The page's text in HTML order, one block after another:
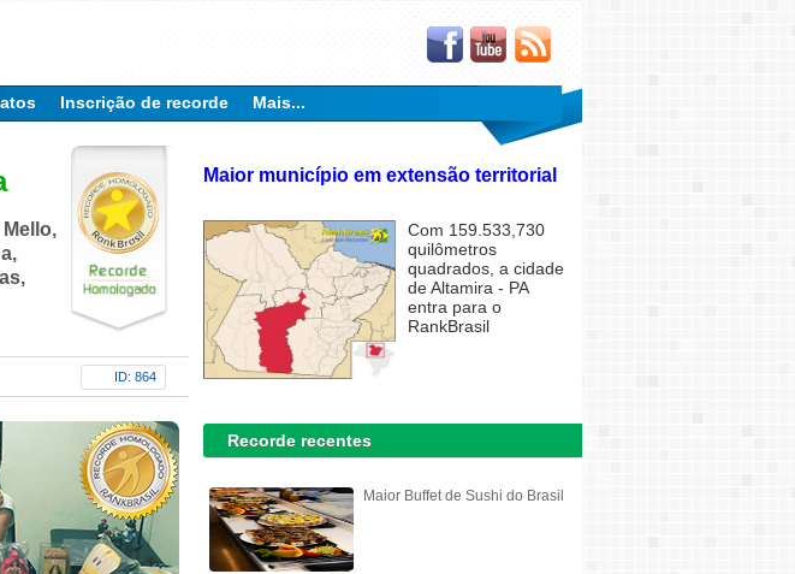
Inscrição de recorde Mais...
ID: 864
Maior município em extensão territorial
Com 159.533,730
quilômetros
quadrados, a cidade
de Altamira - PA
entra para o
RankBrasil
Recorde recentes
Maior Buffet de Sushi do Brasil